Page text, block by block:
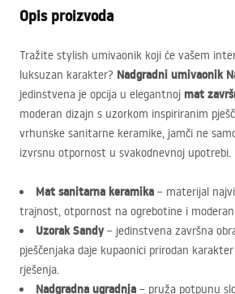
Opis proizvoda
Tražite stylish umivaonik koji će vašem
luksuzan karakter? Nadgradni umivaonik
jedinstvena je opcija u elegantnoj mat
moderan dizajn s uzorkom inspiriranim
vrhunske sanitarne keramike, jamči ne
izvrsnu otpornost u svakodnevnoj upotrebi.
Mat sanitarna keramika – materijal
trajnost, otpornost na ogrebotine i
Uzorak Sandy– jedinstvena završna
pješčenjaka daje kupaonici prirodan
rješenja.
Nadgradna ugradnja – pruža potpunu